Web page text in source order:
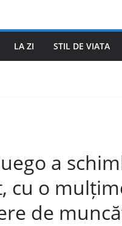
LA ZI STIL DE VIATA
a
cu o
de